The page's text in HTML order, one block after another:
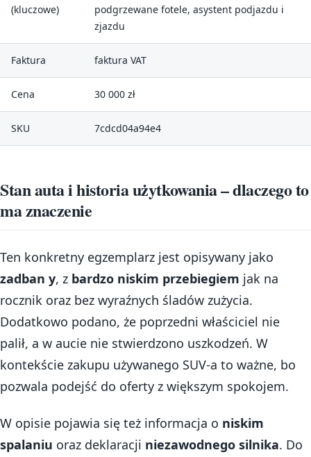
(kluczowe)
podgrzewane fotele, asystent podjazdu i
zjazdu
Faktura faktura VAT
Cena 30 000 zł
SKU 7cdcd04a94e4
Stan auta i historia użytkowania – dlaczego to
ma znaczenie
Ten konkretny egzemplarz jest opisywany jako
zadban y, z bardzo niskim przebiegiem jak na
rocznik oraz bez wyraźnych śladów zużycia.
Dodatkowo podano, że poprzedni właściciel nie
palił, a w aucie nie stwierdzono uszkodzeń. W
kontekście zakupu używanego SUV-a to ważne, bo
pozwala podejść do oferty z większym spokojem.
W opisie pojawia się też informacja o niskim
spalaniu oraz deklaracji niezawodnego silnika. Do